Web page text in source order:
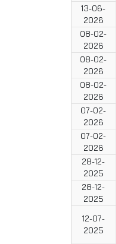
13-06-
2026
08-02-
2026
08-02-
2026
08-02-
2026
07-02-
2026
07-02-
2026
28-12-
2025
28-12-
2025
12-07-
2025